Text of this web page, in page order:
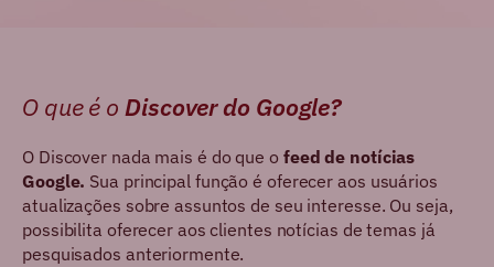
O que é o Discover do Google?
O Discover nada mais é do que o feed de notícias
Google. Sua principal função é oferecer aos usuários
atualizações sobre assuntos de seu interesse. Ou seja,
possibilita oferecer aos clientes notícias de temas já
pesquisados anteriormente.